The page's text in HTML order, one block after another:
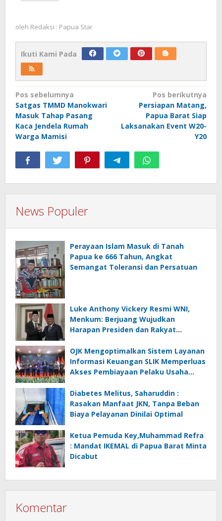
oleh Redaksi : Papua Star
Ikuti Kami Pada
Navigasi
pos
Pos sebelumnya
Satgas TMMD Manokwari
Masuk Tahap Pasang
Kaca Jendela Rumah
Warga Mamisi
Pos berikutnya
Persiapan Matang,
Papua Barat Siap
Laksanakan Event W20-
Y20
News Populer
Perayaan Islam Masuk di Tanah
Papua ke 666 Tahun, Angkat
Semangat Toleransi dan Persatuan
Luke Anthony Vickery Resmi WNI,
Menkum: Berjuang Wujudkan
Harapan Presiden dan Rakyat
OJK Mengoptimalkan Sistem Layanan
Informasi Keuangan SLIK Memperluas
Akses Pembiayaan Pelaku Usaha
Diabetes Melitus, Saharuddin :
Rasakan Manfaat JKN, Tanpa Beban
Biaya Pelayanan Dinilai Optimal
Ketua Pemuda Key,Muhammad Refra
: Mandat IKEMAL di Papua Barat Minta
Dicabut
Komentar